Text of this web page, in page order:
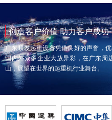
创造客户价值 助力客户成
广东顺发起重设备凭借良好的声誉，
国内外众多企业大放异彩，在广东周
山，展望在世界的起重机行业舞台。